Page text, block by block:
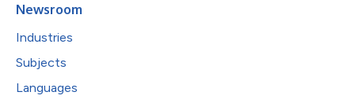
Newsroom
Industries
Subjects
Languages